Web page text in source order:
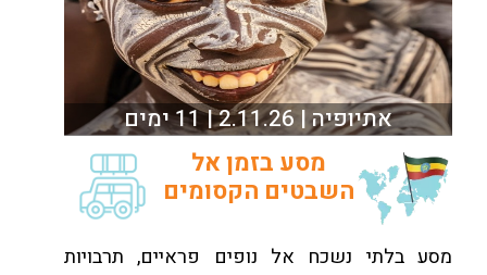
אתיופיה | 2.11.26 | 11 ימים
מסע בזמן אל
השבטים הקסומים
מסע בלתי נשכח אל נופים פראיים, תרבויות